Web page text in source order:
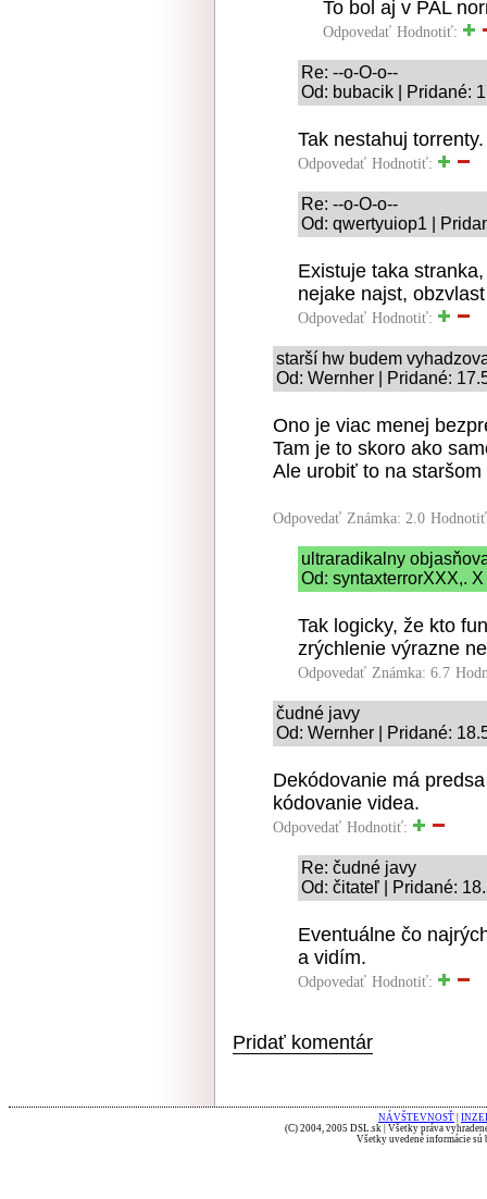
To bol aj v PAL
Odpovedať Hodnotiť:
Re: --o-O-o--
Od: bubacik | Pridané:
Tak nestahuj torrenty.
Odpovedať Hodnotiť:
Re: --o-O-o--
Od: qwertyuiop1 |
Existuje taka
nejake najst,
Odpovedať Hodnotiť:
starší hw budem
Od: Wernher | Pridané:
Ono je viac menej
Tam je to skoro ako
Ale urobiť to na
Odpovedať Známka: 2.0
ultraradikalny
Od: syntaxterrorXXX,.
Tak logicky, že kto
zrýchlenie výrazne
Odpovedať Známka: 6.7
čudné javy
Od: Wernher | Pridané:
Dekódovanie má
kódovanie videa.
Odpovedať Hodnotiť:
Re: čudné javy
Od: čitateľ | Pridané:
Eventuálne čo
a vidím.
Odpovedať Hodnotiť:
Pridať komentár
NÁVŠTEVNOSŤ
(C) 2004, 2005 DSL.sk | Všetky práva
Všetky uvedené informácie sú